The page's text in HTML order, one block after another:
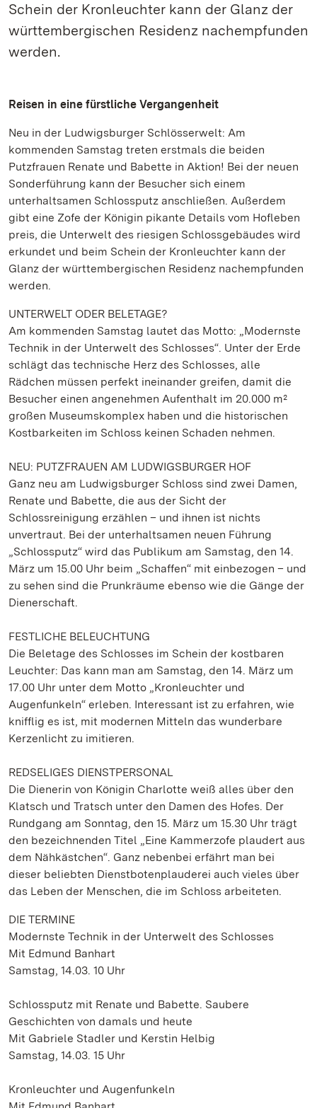
Schein der Kronleuchter kann der Glanz der
württembergischen Residenz nachempfunden
werden.
Reisen in eine fürstliche Vergangenheit
Neu in der Ludwigsburger Schlösserwelt: Am
kommenden Samstag treten erstmals die beiden
Putzfrauen Renate und Babette in Aktion! Bei der neuen
Sonderführung kann der Besucher sich einem
unterhaltsamen Schlossputz anschließen. Außerdem
gibt eine Zofe der Königin pikante Details vom Hofleben
preis, die Unterwelt des riesigen Schlossgebäudes wird
erkundet und beim Schein der Kronleuchter kann der
Glanz der württembergischen Residenz nachempfunden
werden.
UNTERWELT ODER BELETAGE?
Am kommenden Samstag lautet das Motto: „Modernste
Technik in der Unterwelt des Schlosses“. Unter der Erde
schlägt das technische Herz des Schlosses, alle
Rädchen müssen perfekt ineinander greifen, damit die
Besucher einen angenehmen Aufenthalt im 20.000 m²
großen Museumskomplex haben und die historischen
Kostbarkeiten im Schloss keinen Schaden nehmen.
NEU: PUTZFRAUEN AM LUDWIGSBURGER HOF
Ganz neu am Ludwigsburger Schloss sind zwei Damen,
Renate und Babette, die aus der Sicht der
Schlossreinigung erzählen – und ihnen ist nichts
unvertraut. Bei der unterhaltsamen neuen Führung
„Schlossputz“ wird das Publikum am Samstag, den 14.
März um 15.00 Uhr beim „Schaffen“ mit einbezogen – und
zu sehen sind die Prunkräume ebenso wie die Gänge der
Dienerschaft.
FESTLICHE BELEUCHTUNG
Die Beletage des Schlosses im Schein der kostbaren
Leuchter: Das kann man am Samstag, den 14. März um
17.00 Uhr unter dem Motto „Kronleuchter und
Augenfunkeln“ erleben. Interessant ist zu erfahren, wie
knifflig es ist, mit modernen Mitteln das wunderbare
Kerzenlicht zu imitieren.
REDSELIGES DIENSTPERSONAL
Die Dienerin von Königin Charlotte weiß alles über den
Klatsch und Tratsch unter den Damen des Hofes. Der
Rundgang am Sonntag, den 15. März um 15.30 Uhr trägt
den bezeichnenden Titel „Eine Kammerzofe plaudert aus
dem Nähkästchen“. Ganz nebenbei erfährt man bei
dieser beliebten Dienstbotenplauderei auch vieles über
das Leben der Menschen, die im Schloss arbeiteten.
DIE TERMINE
Modernste Technik in der Unterwelt des Schlosses
Mit Edmund Banhart
Samstag, 14.03. 10 Uhr
Schlossputz mit Renate und Babette. Saubere
Geschichten von damals und heute
Mit Gabriele Stadler und Kerstin Helbig
Samstag, 14.03. 15 Uhr
Kronleuchter und Augenfunkeln